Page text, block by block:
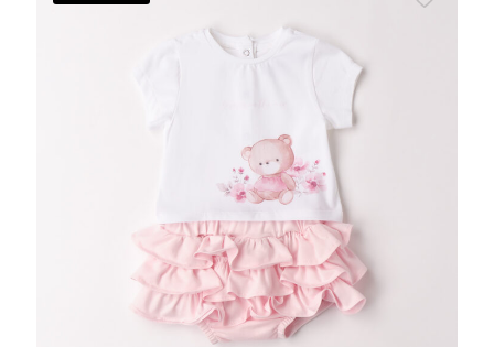
più
opzioni
possono
essere
scelte
nella
pagina
del